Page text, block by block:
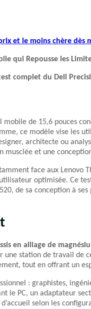
et le moins chère dès
qui Repousse les
complet du Dell
de 15,6 pouces
ce modèle vise les
architecte ou
et une
face aux Lenovo
optimisée. Ce
de sa conception à
en alliage de
une station de travail de
tout en offrant un
: graphistes,
le PC, un adaptateur
selon les